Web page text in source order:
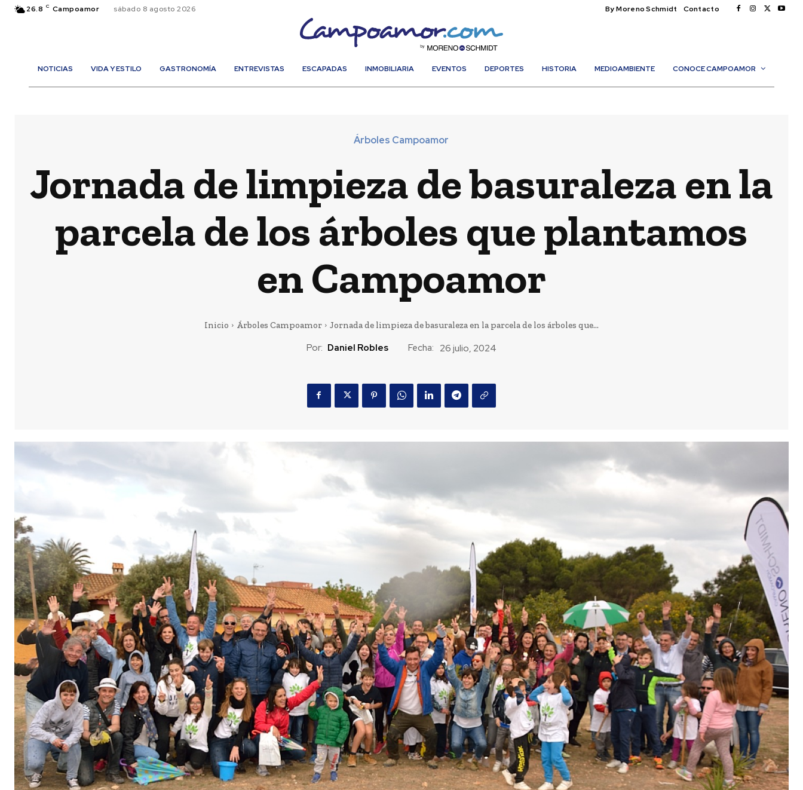
26.8 C Campoamor sábado 8 agosto 2026 By Moreno Schmidt Contacto
NOTICIAS VIDA Y ESTILO GASTRONOMÍA ENTREVISTAS ESCAPADAS INMOBILIARIA EVENTOS DEPORTES HISTORIA MEDIOAMBIENTE CONOCE CAMPOAMOR
Árboles Campoamor
Jornada de limpieza de basuraleza en la
parcela de los árboles que plantamos
en Campoamor
Inicio Árboles Campoamor Jornada de limpieza de basuraleza en la parcela de los árboles que...
Por: Daniel Robles Fecha: 26 julio, 2024